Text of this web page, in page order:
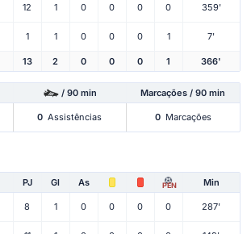
12 1 0 0 0 0 359'
1 1 0 0 0 1 7'
13 2 0 0 0 1 366'
/ 90 min Marcações / 90 min
0 Assistências 0 Marcações
PJ Gl As PEN Min
8 1 0 0 0 0 287'